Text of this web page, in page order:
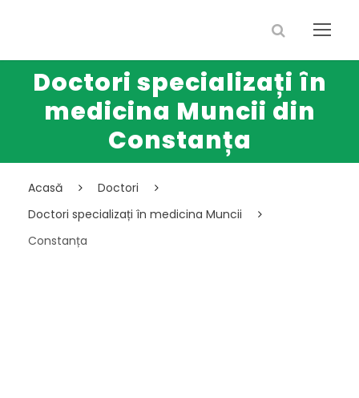
Doctori specializați în
medicina Muncii din
Constanța
Acasă
Doctori
Doctori specializați în medicina Muncii
Constanța